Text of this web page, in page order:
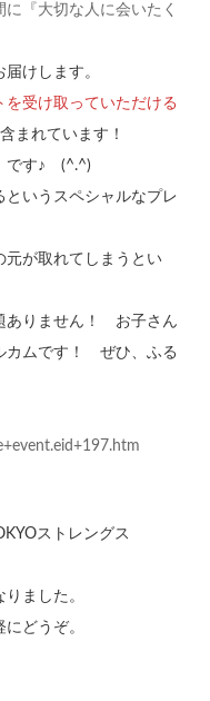
『大切な人に会いたく
けします。
受け取っていただける
まれています！
です♪ (^.^)
というスペシャルなプレ
元が取れてしまうとい
ありません！ お子さん
カムです！ ぜひ、ふる
ストレングス
ました。
どうぞ。